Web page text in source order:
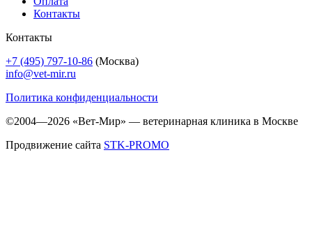
Контакты
Контакты
+7 (495) 797-10-86 (Москва)
info@vet-mir.ru
Политика конфиденциальности
©2004—2026 «Вет-Мир» — ветеринарная клиника в Москве
Продвижение сайта STK-PROMO